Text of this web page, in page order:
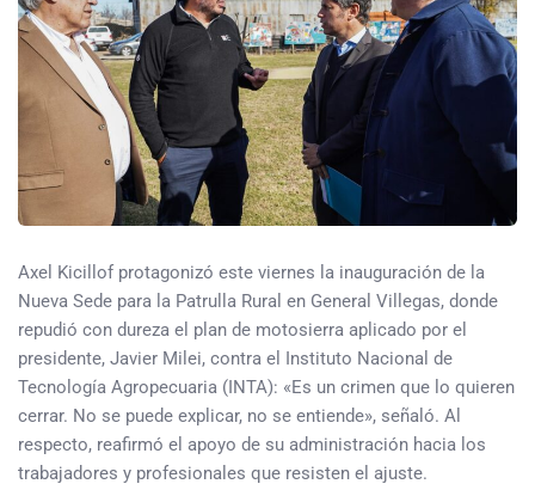
Axel Kicillof protagonizó este viernes la inauguración de la
Nueva Sede para la Patrulla Rural en General Villegas, donde
repudió con dureza el plan de motosierra aplicado por el
presidente, Javier Milei, contra el Instituto Nacional de
Tecnología Agropecuaria (INTA): «Es un crimen que lo quieren
cerrar. No se puede explicar, no se entiende», señaló. Al
respecto, reafirmó el apoyo de su administración hacia los
trabajadores y profesionales que resisten el ajuste.